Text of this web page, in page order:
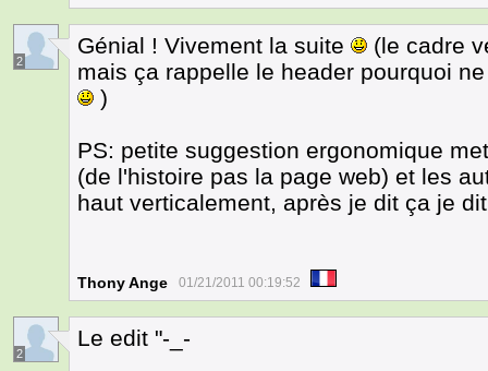
2
Génial ! Vivement la suite
(le cadre
mais ça rappelle le header pourquoi
)
PS: petite suggestion ergonomique
(de l'histoire pas la page web) et les
haut verticalement, après je dit ça je
Thony Ange 01/21/2011 00:19:52
2
Le edit "-_-